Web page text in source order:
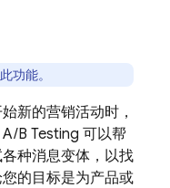
功能。
新的营销活动时，
B Testing 可以帮
种消息变体，以找
的目标是为产品或